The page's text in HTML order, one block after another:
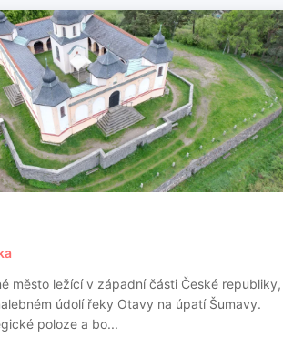
město ležící v západní části České republiky,
údolí řeky Otavy na úpatí Šumavy.
poloze a bo...